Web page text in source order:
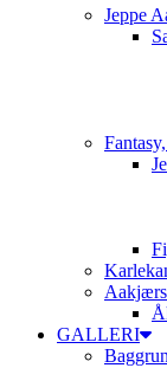
Jeppe
GALLERI